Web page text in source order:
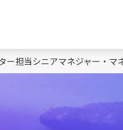
ー担当シニアマネジャー・マ